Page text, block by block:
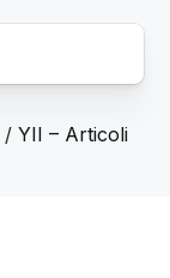
/ YII – Articoli